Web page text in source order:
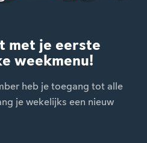
met je eerste
weekmenu!
heb je toegang tot alle
je wekelijks een nieuw